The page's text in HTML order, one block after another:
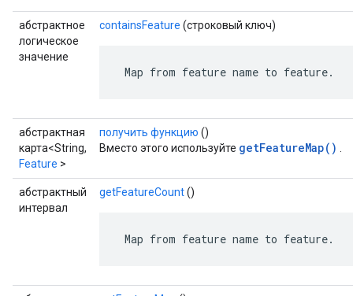
абстрактное
логическое
значение
containsFeature (строковый ключ)
Map from feature name to feature.
абстрактная
карта<String,
Feature >
получить функцию ()
Вместо этого используйте getFeatureMap()
абстрактный
интервал
getFeatureCount()
Map from feature name to feature.